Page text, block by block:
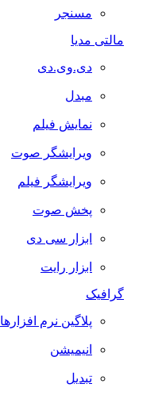
مسنجر
مالتی مدیا
دی.وی.دی
مبدل
نمایش فیلم
ویرایشگر صوت
ویرایشگر فیلم
پخش صوت
ابزار سی دی
ابزار رایت
گرافیک
پلاگین نرم افزارها
انیمیشن
تبدیل